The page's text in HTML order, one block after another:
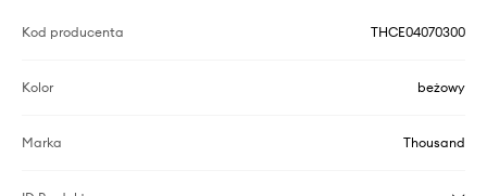
Kod producenta THCE04070300
Kolor beżowy
Marka Thousand